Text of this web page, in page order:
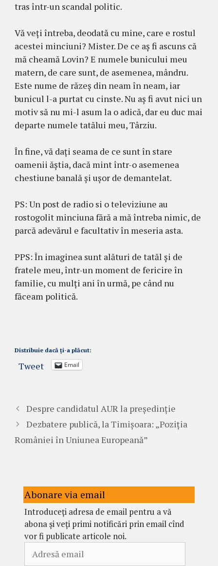
tras într-un scandal politic.
Vă veți întreba, deodată cu mine, care e rostul
acestei minciuni? Mister. De ce aș fi ascuns că
mă cheamă Lovin? E numele bunicului meu
matern, de care sunt, de asemenea, mândru.
Este nume de răzeș din neam în neam, iar
bunicul l-a purtat cu cinste. Nu aș fi avut nici un
motiv să nu mi-l asum la o adică, dar eu duc mai
departe numele tatălui meu, Târziu.
În fine, vă dați seama de ce sunt în stare
oamenii ăștia, dacă mint într-o asemenea
chestiune banală și ușor de demantelat.
PS: Un post de radio si o televiziune au
rostogolit minciuna fără a mă întreba nimic, de
parcă adevărul e facultativ în meseria asta.
PPS: În imaginea sunt alături de tatăl și de
fratele meu, într-un moment de fericire în
familie, cu mulți ani în urmă, pe când nu
făceam politică.
Distribuie dacă ți-a plăcut:
Tweet Email
Despre candidatul AUR la președinție
Dezbatere publică, la Timișoara: „Poziția
României în Uniunea Europeană”
Abonare via email
Introduceți adresa de email pentru a vă
abona și veți primi notificări prin email cînd
vor fi publicate articole noi.
email